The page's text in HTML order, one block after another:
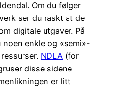
Om du følger
ser du raskt at de
digitale utgaver. På
enkle og «semi»-
NDLA (for
disse sidene
er litt